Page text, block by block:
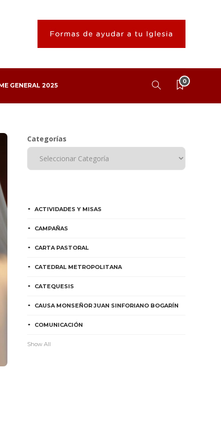
GENERAL 2025
0
Categorías
ACTIVIDADES Y MISAS
CAMPAÑAS
CARTA PASTORAL
CATEDRAL METROPOLITANA
CATEQUESIS
CAUSA MONSEÑOR JUAN SINFORIANO BOGARÍN
COMUNICACIÓN
Show All